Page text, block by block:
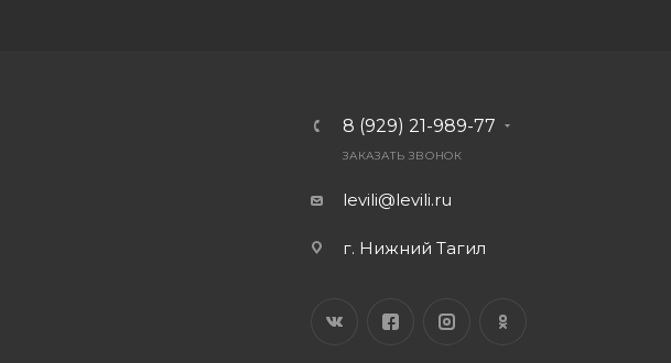
8 (929) 21-989-77
ЗАКАЗАТЬ ЗВОНОК
levili@levili.ru
г. Нижний Тагил